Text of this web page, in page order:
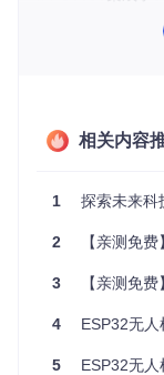
耳，能够检测身
告诉你无人机是
机身的旋转状态
这个看似简单的
主控制器的计算
特定算法可以转
想体验传感器的
轴的加速度值会
相关内容
1 探索未来科
2 【亲测免费】
3 【亲测免费】
4 ESP32无人机
5 ESP32无